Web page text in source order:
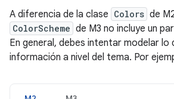
A diferencia de la clase Colors de
ColorScheme de M3 no incluye un
En general, debes intentar modelar lo
información a nivel del tema. Por